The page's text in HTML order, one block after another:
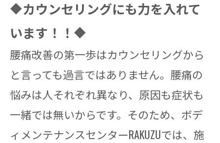
🔶カウンセリングにも力を入れて
います！！🔶
腰痛改善の第一歩はカウンセリングから
と言っても過言ではありません。腰痛の
悩みは人それぞれ異なり、原因も症状も
一緒では無いからです。そのため、ボデ
ィメンテナンスセンターRAKUZUでは、施